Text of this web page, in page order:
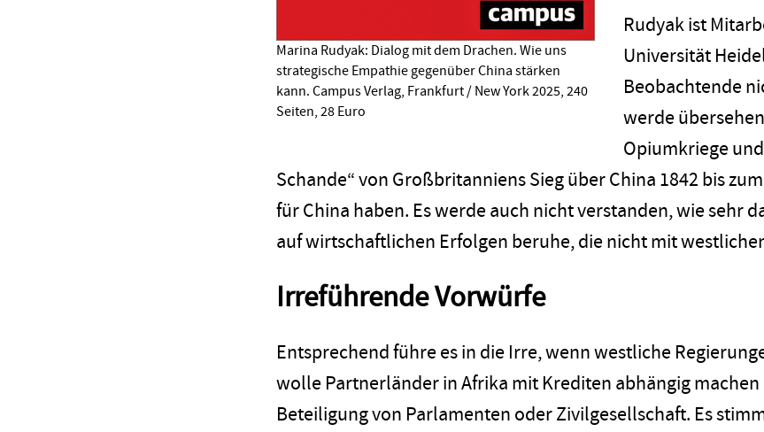
Marina Rudyak: Dialog mit dem Drachen. Wie uns
strategische Empathie gegenüber China stärken
kann. Campus Verlag, Frankfurt / New York 2025, 240
Seiten, 28 Euro
Rudyak ist
Universität
Beobachtende
werde
Opiumkriege
Schande“ von Großbritanniens Sieg über China 1842 bis
für China haben. Es werde auch nicht verstanden, wie sehr
auf wirtschaftlichen Erfolgen beruhe, die nicht mit
Irreführende Vorwürfe
Entsprechend führe es in die Irre, wenn westliche
wolle Partnerländer in Afrika mit Krediten abhängig
Beteiligung von Parlamenten oder Zivilgesellschaft. Es